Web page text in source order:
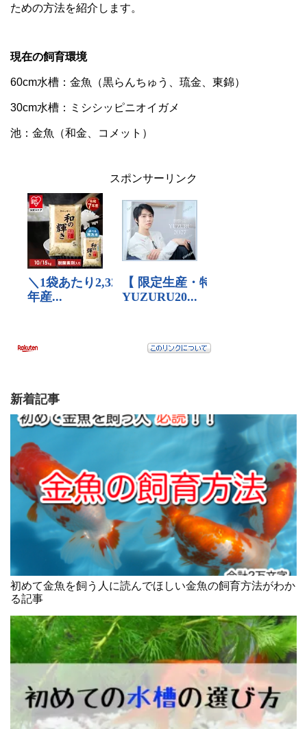
ための方法を紹介します。
現在の飼育環境
60cm水槽：金魚（黒らんちゅう、琉金、東錦）
30cm水槽：ミシシッピニオイガメ
池：金魚（和金、コメット）
スポンサーリンク
新着記事
初めて金魚を飼う人に読んでほしい金魚の飼育方法がわか
る記事